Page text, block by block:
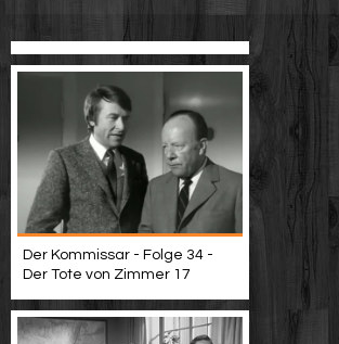
Der Kommissar - Folge 34 -
Der Tote von Zimmer 17